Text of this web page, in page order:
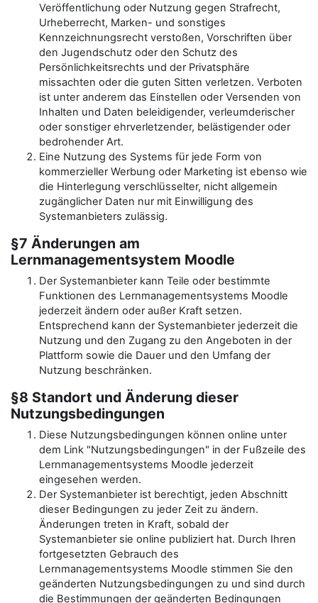
Veröffentlichung oder Nutzung gegen Strafrecht,
Urheberrecht, Marken- und sonstiges
Kennzeichnungsrecht verstoßen, Vorschriften über
den Jugendschutz oder den Schutz des
Persönlichkeitsrechts und der Privatsphäre
missachten oder die guten Sitten verletzen. Verboten
ist unter anderem das Einstellen oder Versenden von
Inhalten und Daten beleidigender, verleumderischer
oder sonstiger ehrverletzender, belästigender oder
bedrohender Art.
Eine Nutzung des Systems für jede Form von
kommerzieller Werbung oder Marketing ist ebenso wie
die Hinterlegung verschlüsselter, nicht allgemein
zugänglicher Daten nur mit Einwilligung des
Systemanbieters zulässig.
§7 Änderungen am
Lernmanagementsystem Moodle
Der Systemanbieter kann Teile oder bestimmte
Funktionen des Lernmanagementsystems Moodle
jederzeit ändern oder außer Kraft setzen.
Entsprechend kann der Systemanbieter jederzeit die
Nutzung und den Zugang zu den Angeboten in der
Plattform sowie die Dauer und den Umfang der
Nutzung beschränken.
§8 Standort und Änderung dieser
Nutzungsbedingungen
Diese Nutzungsbedingungen können online unter
dem Link "Nutzungsbedingungen" in der Fußzeile des
Lernmanagementsystems Moodle jederzeit
eingesehen werden.
Der Systemanbieter ist berechtigt, jeden Abschnitt
dieser Bedingungen zu jeder Zeit zu ändern.
Änderungen treten in Kraft, sobald der
Systemanbieter sie online publiziert hat. Durch Ihren
fortgesetzten Gebrauch des
Lernmanagementsystems Moodle stimmen Sie den
geänderten Nutzungsbedingungen zu und sind durch
die Bestimmungen der geänderten Bedingungen